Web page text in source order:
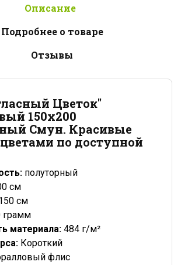
Описание
Подробнее о товаре
Отзывы
Цветок"
150x200
Смун. Красивые
по доступной
полуторный
см
см
грамм
материала: 484 г/м²
Короткий
флис